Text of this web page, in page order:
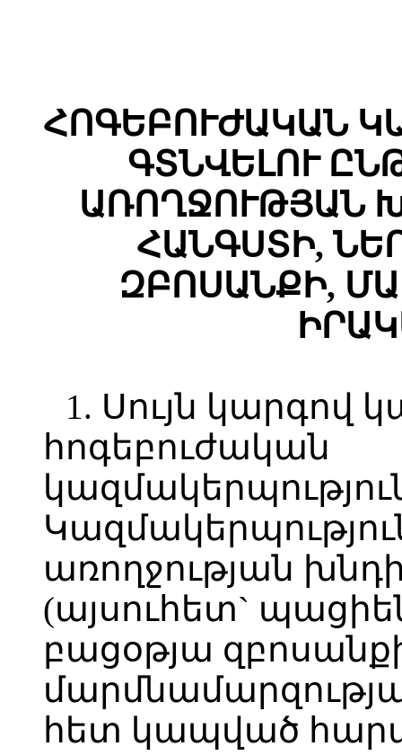
ՀՈԳԵԲՈՒԺԱԿԱՆ
ԳՏՆՎԵԼՈՒ
ԱՌՈՂՋՈՒԹՅԱՆ
ՀԱՆԳՍՏԻ,
ԶԲՈՍԱՆՔԻ,
1. Սույն կարգով
հոգեբուժական
առողջության
(այսուհետ`
բացօթյա
հետ կապված